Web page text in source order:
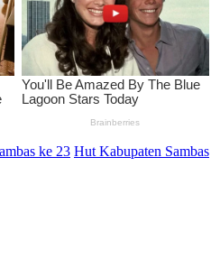
ke 23 Hut Kabupaten Sambas